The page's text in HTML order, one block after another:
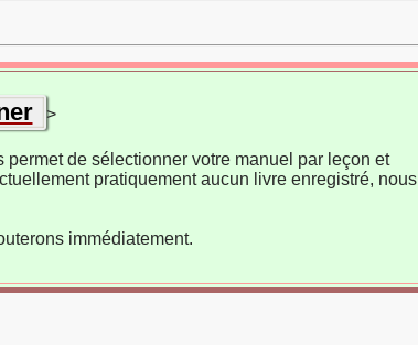
>
de sélectionner votre manuel par leçon et
pratiquement aucun livre enregistré, nous
immédiatement.